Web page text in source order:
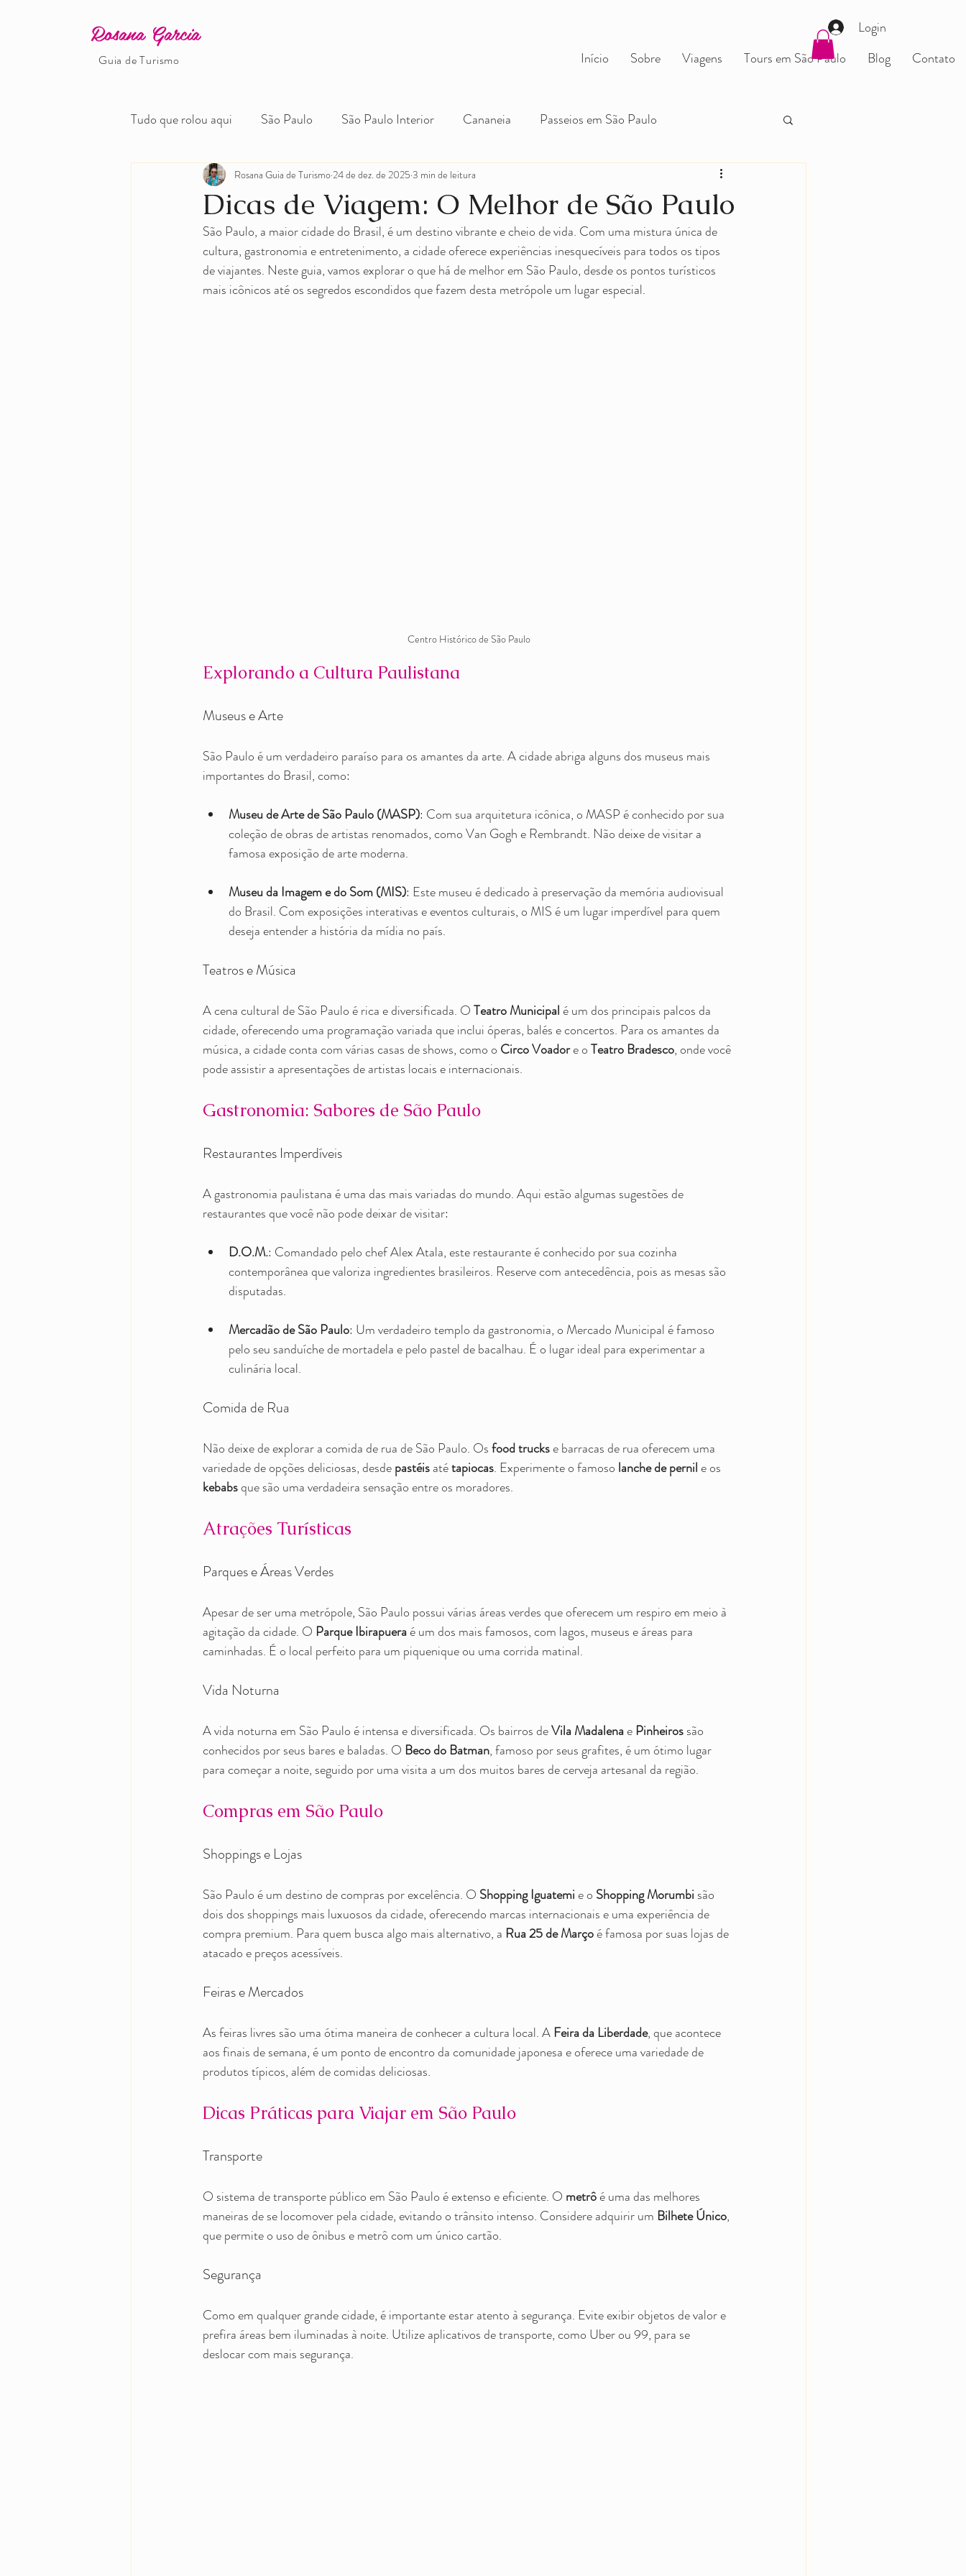
Rosana Garcia
Guia de Turismo
Login
Início
Sobre Viagens Tours em São Paulo Blog Contato
Tudo que rolou aqui São Paulo São Paulo Interior Cananeia Passeios em São Paulo
Turismo Pedagógico Minas Gerais Ouro Preto
Vered Turismo Turismo no Brasil Viagens em Grupo
Dicas de Viagem: O Melhor de São Paulo
Rosana Guia de Turismo 24 de dez. de 2025 3 min de leitura
São Paulo, a maior cidade do Brasil, é um destino vibrante e cheio de vida. Com uma mistura única de
cultura, gastronomia e entretenimento, a cidade oferece experiências inesquecíveis para todos os tipos
de viajantes. Neste guia, vamos explorar o que há de melhor em São Paulo, desde os pontos turísticos
mais icônicos até os segredos escondidos que fazem desta metrópole um lugar especial.
Centro Histórico de São Paulo
Explorando a Cultura Paulistana
Museus e Arte
São Paulo é um verdadeiro paraíso para os amantes da arte. A cidade abriga alguns dos museus mais
importantes do Brasil, como:
Museu de Arte de São Paulo (MASP): Com sua arquitetura icônica, o MASP é conhecido por sua
coleção de obras de artistas renomados, como Van Gogh e Rembrandt. Não deixe de visitar a
famosa exposição de arte moderna.
Museu da Imagem e do Som (MIS): Este museu é dedicado à preservação da memória audiovisual
do Brasil. Com exposições interativas e eventos culturais, o MIS é um lugar imperdível para quem
deseja entender a história da mídia no país.
Teatros e Música
A cena cultural de São Paulo é rica e diversificada. O Teatro Municipal é um dos principais palcos da
cidade, oferecendo uma programação variada que inclui óperas, balés e concertos. Para os amantes da
música, a cidade conta com várias casas de shows, como o Circo Voador e o Teatro Bradesco, onde você
pode assistir a apresentações de artistas locais e internacionais.
Gastronomia: Sabores de São Paulo
Restaurantes Imperdíveis
A gastronomia paulistana é uma das mais variadas do mundo. Aqui estão algumas sugestões de
restaurantes que você não pode deixar de visitar:
D.O.M.: Comandado pelo chef Alex Atala, este restaurante é conhecido por sua cozinha
contemporânea que valoriza ingredientes brasileiros. Reserve com antecedência, pois as mesas são
disputadas.
Mercadão de São Paulo: Um verdadeiro templo da gastronomia, o Mercado Municipal é famoso
pelo seu sanduíche de mortadela e pelo pastel de bacalhau. É o lugar ideal para experimentar a
culinária local.
Comida de Rua
Não deixe de explorar a comida de rua de São Paulo. Os food trucks e barracas de rua oferecem uma
variedade de opções deliciosas, desde pastéis até tapiocas. Experimente o famoso lanche de pernil e os
kebabs que são uma verdadeira sensação entre os moradores.
Atrações Turísticas
Parques e Áreas Verdes
Apesar de ser uma metrópole, São Paulo possui várias áreas verdes que oferecem um respiro em meio à
agitação da cidade. O Parque Ibirapuera é um dos mais famosos, com lagos, museus e áreas para
caminhadas. É o local perfeito para um piquenique ou uma corrida matinal.
Vida Noturna
A vida noturna em São Paulo é intensa e diversificada. Os bairros de Vila Madalena e Pinheiros são
conhecidos por seus bares e baladas. O Beco do Batman, famoso por seus grafites, é um ótimo lugar
para começar a noite, seguido por uma visita a um dos muitos bares de cerveja artesanal da região.
Compras em São Paulo
Shoppings e Lojas
São Paulo é um destino de compras por excelência. O Shopping Iguatemi e o Shopping Morumbi são
dois dos shoppings mais luxuosos da cidade, oferecendo marcas internacionais e uma experiência de
compra premium. Para quem busca algo mais alternativo, a Rua 25 de Março é famosa por suas lojas de
atacado e preços acessíveis.
Feiras e Mercados
As feiras livres são uma ótima maneira de conhecer a cultura local. A Feira da Liberdade, que acontece
aos finais de semana, é um ponto de encontro da comunidade japonesa e oferece uma variedade de
produtos típicos, além de comidas deliciosas.
Dicas Práticas para Viajar em São Paulo
Transporte
O sistema de transporte público em São Paulo é extenso e eficiente. O metrô é uma das melhores
maneiras de se locomover pela cidade, evitando o trânsito intenso. Considere adquirir um Bilhete Único,
que permite o uso de ônibus e metrô com um único cartão.
Segurança
Como em qualquer grande cidade, é importante estar atento à segurança. Evite exibir objetos de valor e
prefira áreas bem iluminadas à noite. Utilize aplicativos de transporte, como Uber ou 99, para se
deslocar com mais segurança.